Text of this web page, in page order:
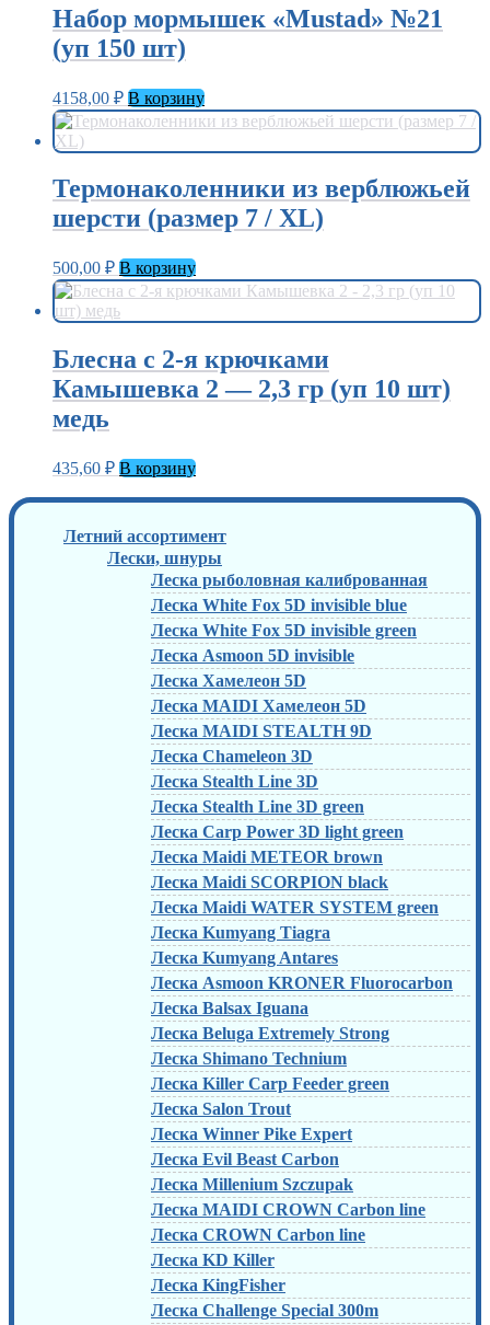
Набор мормышек «Mustad» №21
(уп 150 шт)
4158,00 ₽ В корзину
Термонаколенники из верблюжьей
шерсти (размер 7 / XL)
500,00 ₽ В корзину
Блесна с 2-я крючками
Камышевка 2 — 2,3 гр (уп 10 шт)
медь
435,60 ₽ В корзину
Летний ассортимент
Лески, шнуры
Леска рыболовная калиброванная
Леска White Fox 5D invisible blue
Леска White Fox 5D invisible green
Леска Asmoon 5D invisible
Леска Хамелеон 5D
Леска MAIDI Хамелеон 5D
Леска MAIDI STEALTH 9D
Леска Chameleon 3D
Леска Stealth Line 3D
Леска Stealth Line 3D green
Леска Carp Power 3D light green
Леска Maidi METEOR brown
Леска Maidi SCORPION black
Леска Maidi WATER SYSTEM green
Леска Kumyang Tiagra
Леска Kumyang Antares
Леска Asmoon KRONER Fluorocarbon
Леска Balsax Iguana
Леска Beluga Extremely Strong
Леска Shimano Technium
Леска Killer Carp Feeder green
Леска Salon Trout
Леска Winner Pike Expert
Леска Evil Beast Carbon
Леска Millenium Szczupak
Леска MAIDI CROWN Carbon line
Леска CROWN Carbon line
Леска KD Killer
Леска KingFisher
Леска Challenge Special 300m